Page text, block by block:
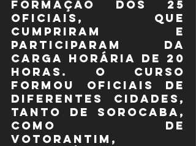
formação dos 25
oficiais, que
cumpriram e
participaram da
carga horária de 20
horas. O curso
formou oficiais de
diferentes cidades,
tanto de Sorocaba,
como de
Votorantim,